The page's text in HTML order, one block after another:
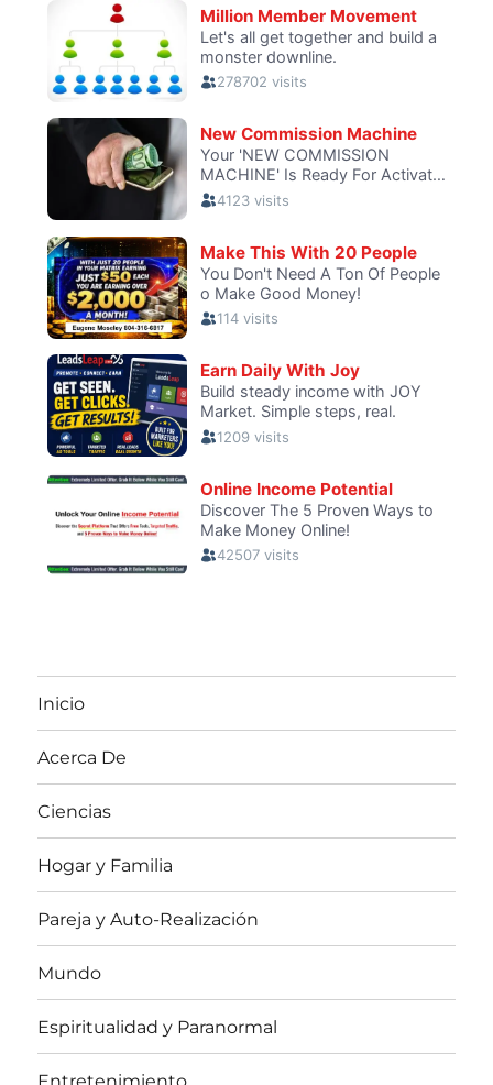
Inicio
Acerca De
Ciencias
Hogar y Familia
Pareja y Auto-Realización
Mundo
Espiritualidad y Paranormal
Entretenimiento